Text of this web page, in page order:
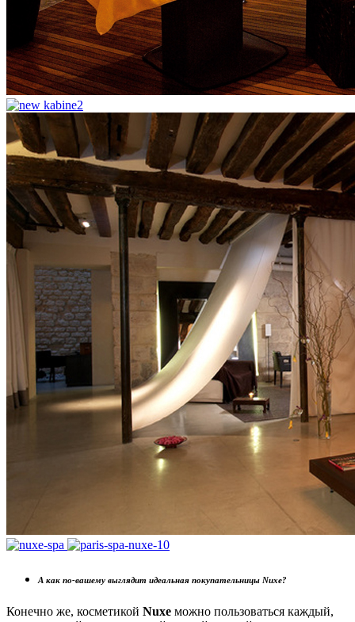
А как по-вашему выглядит идеальная покупательницы Nuxe?
Конечно же, косметикой Nuxe можно пользоваться каждый,